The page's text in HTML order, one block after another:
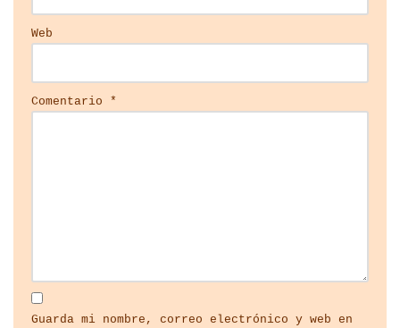
Web
Comentario *
Guarda mi nombre, correo electrónico y web en